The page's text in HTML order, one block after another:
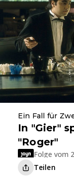
Ein Fall für
In "Gier"
"Roger"
Folge vom
Teilen